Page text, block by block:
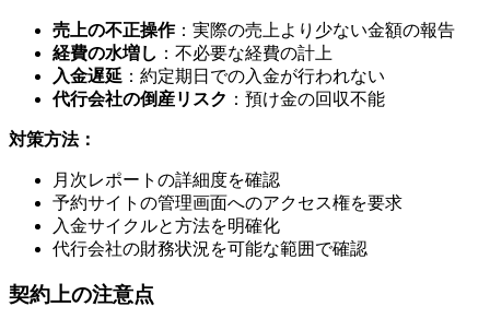
売上の不正操作：実際の売上より少ない金額の報告
経費の水増し ：不必要な経費の計上
入金遅延 ：約定期日での入金が行われない
代行会社の倒産リスク ：預け金の回収不能
対策方法：
月次レポートの詳細度を確認
予約サイトの管理画面へのアクセス権を要求
入金サイクルと方法を明確化
代行会社の財務状況を可能な範囲で確認
契約上の注意点